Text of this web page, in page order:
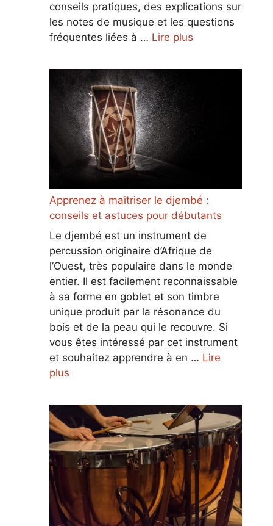
conseils pratiques, des explications sur
les notes de musique et les questions
fréquentes liées à … Lire plus
Apprenez à maîtriser le djembé :
conseils et astuces pour débutants
Le djembé est un instrument de
percussion originaire d’Afrique de
l’Ouest, très populaire dans le monde
entier. Il est facilement reconnaissable
à sa forme en goblet et son timbre
unique produit par la résonance du
bois et de la peau qui le recouvre. Si
vous êtes intéressé par cet instrument
et souhaitez apprendre à en … Lire
plus